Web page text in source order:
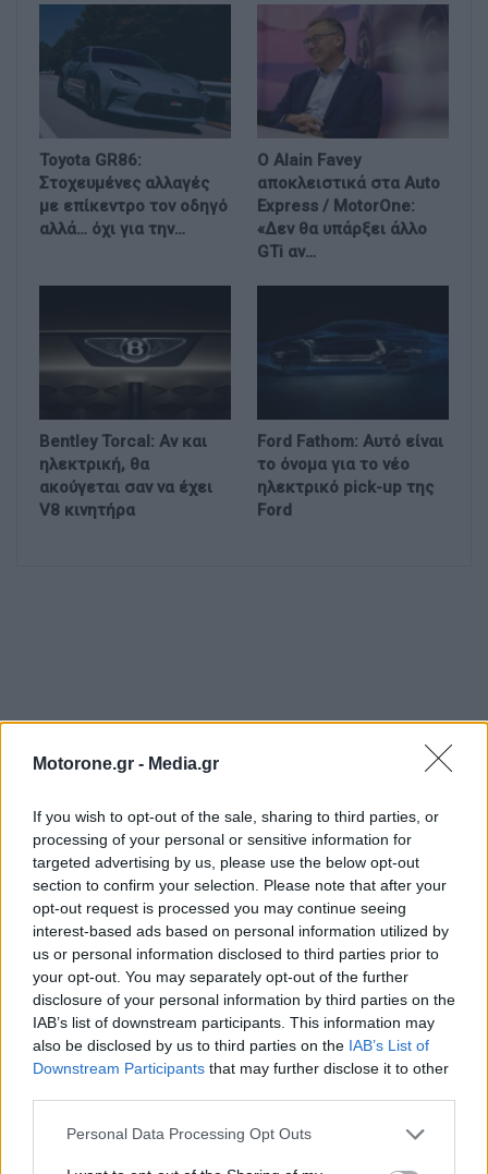
Motorone.gr - Media.gr
If you wish to opt-out of the sale, sharing to third parties, or
processing of your personal or sensitive information for
targeted advertising by us, please use the below opt-out
section to confirm your selection. Please note that after your
opt-out request is processed you may continue seeing
interest-based ads based on personal information utilized by
us or personal information disclosed to third parties prior to
your opt-out. You may separately opt-out of the further
disclosure of your personal information by third parties on the
IAB’s list of downstream participants. This information may
also be disclosed by us to third parties on the IAB’s List of
Downstream Participants that may further disclose it to other
Personal Data Processing Opt Outs
Toyota GR86:
Στοχευμένες αλλαγές
με επίκεντρο τον οδηγό
αλλά… όχι για την…
Ο Alain Favey
αποκλειστικά στα Auto
Express / MotorOne:
«Δεν θα υπάρξει άλλο
GTi αν…
Bentley Torcal: Αν και
ηλεκτρική, θα
ακούγεται σαν να έχει
V8 κινητήρα
Ford Fathom: Αυτό είναι
το όνομα για το νέο
ηλεκτρικό pick-up της
Ford
ΕΠΙΚΑΙΡΟΤΗΤΑ
Λεωφόρος Σχιστού: Σε ισχύ κυκλοφοριακές
ρυθμίσεις την…
10.8.2026
Καθυστερήσεις έκδοσης πινακίδων
κυκλοφορίας: Νέο ψηφιακό…
10.8.2026